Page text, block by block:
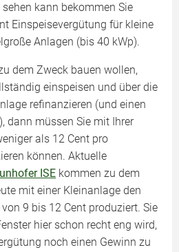
kann bekommen Sie
Einspeisevergütung für kleine
Anlagen (bis 40 kWp).
dem Zweck bauen wollen,
einspeisen und über die
refinanzieren (und einen
dann müssen Sie mit Ihrer
als 12 Cent pro
können. Aktuelle
ISE kommen zu dem
mit einer Kleinanlage den
9 bis 12 Cent produziert. Sie
hier schon recht eng wird,
noch einen Gewinn zu